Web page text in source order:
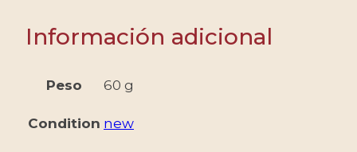
-
MURRAY
-
Información adicional
Peso 60 g
Condition new